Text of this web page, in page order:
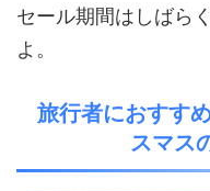
セール期間はしばら
よ。
旅行者におすす
スマス